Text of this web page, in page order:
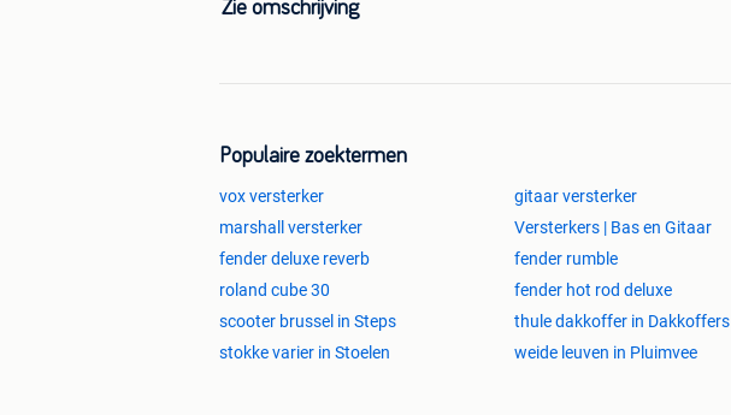
Vox AC10C1 : € 299
Muziekinstrumenten Thoma Okaze
Brusselsesteenweg 295
024524667
open: dinsdag, woensdag, vrijdag en zaterdag van 11 tot 18u
Zie omschrijving
Populaire zoektermen
vox versterker gitaar versterker
marshall versterker
Versterkers | Bas en Gitaar
fender deluxe reverb
fender rumble
roland cube 30
fender hot rod deluxe
scooter brussel in Steps
thule dakkoffer in Dakkoffers
stokke varier in Stoelen
weide leuven in Pluimvee